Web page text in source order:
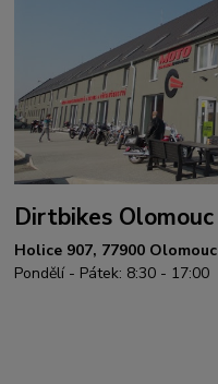
Dirtbikes Olomouc
Holice 907, 77900 Olomouc
Pondělí - Pátek: 8:30 - 17:00